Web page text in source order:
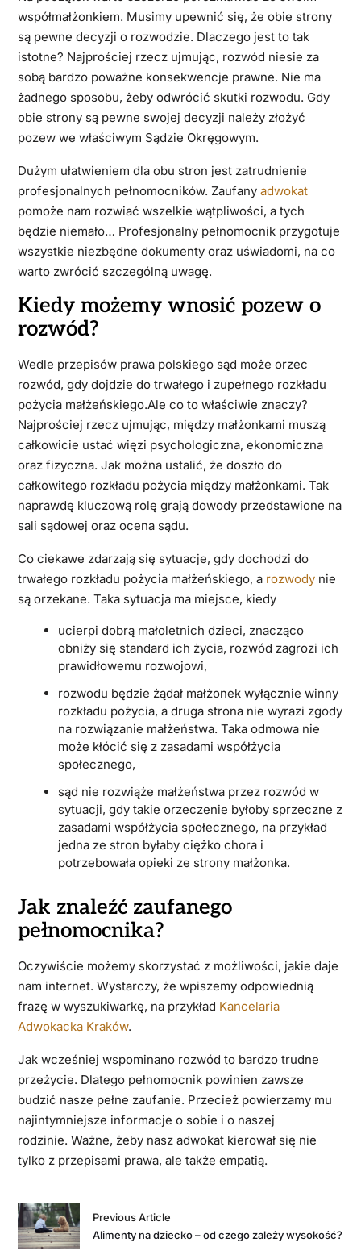
współmałżonkiem. Musimy upewnić się, że obie strony
są pewne decyzji o rozwodzie. Dlaczego jest to tak
istotne? Najprościej rzecz ujmując, rozwód niesie za
sobą bardzo poważne konsekwencje prawne. Nie ma
żadnego sposobu, żeby odwrócić skutki rozwodu. Gdy
obie strony są pewne swojej decyzji należy złożyć
pozew we właściwym Sądzie Okręgowym.
Dużym ułatwieniem dla obu stron jest zatrudnienie
profesjonalnych pełnomocników. Zaufany adwokat
pomoże nam rozwiać wszelkie wątpliwości, a tych
będzie niemało… Profesjonalny pełnomocnik przygotuje
wszystkie niezbędne dokumenty oraz uświadomi, na co
warto zwrócić szczególną uwagę.
Kiedy możemy wnosić pozew o
rozwód?
Wedle przepisów prawa polskiego sąd może orzec
rozwód, gdy dojdzie do trwałego i zupełnego rozkładu
pożycia małżeńskiego.Ale co to właściwie znaczy?
Najprościej rzecz ujmując, między małżonkami muszą
całkowicie ustać więzi psychologiczna, ekonomiczna
oraz fizyczna. Jak można ustalić, że doszło do
całkowitego rozkładu pożycia między małżonkami. Tak
naprawdę kluczową rolę grają dowody przedstawione na
sali sądowej oraz ocena sądu.
Co ciekawe zdarzają się sytuacje, gdy dochodzi do
trwałego rozkładu pożycia małżeńskiego, a rozwodynie
są orzekane. Taka sytuacja ma miejsce, kiedy
ucierpi dobrą małoletnich dzieci, znacząco
obniży się standard ich życia, rozwód zagrozi ich
prawidłowemu rozwojowi,
rozwodu będzie żądał małżonek wyłącznie winny
rozkładu pożycia, a druga strona nie wyrazi zgody
na rozwiązanie małżeństwa. Taka odmowa nie
może kłócić się z zasadami współżycia
społecznego,
sąd nie rozwiąże małżeństwa przez rozwód w
sytuacji, gdy takie orzeczenie byłoby sprzeczne z
zasadami współżycia społecznego, na przykład
jedna ze stron byłaby ciężko chora i
potrzebowała opieki ze strony małżonka.
Jak znaleźć zaufanego
pełnomocnika?
Oczywiście możemy skorzystać z możliwości, jakie daje
nam internet. Wystarczy, że wpiszemy odpowiednią
frazę w wyszukiwarkę, na przykład Kancelaria
Adwokacka Kraków.
Jak wcześniej wspominano rozwód to bardzo trudne
przeżycie. Dlatego pełnomocnik powinien zawsze
budzić nasze pełne zaufanie. Przecież powierzamy mu
najintymniejsze informacje o sobie i o naszej
rodzinie. Ważne, żeby nasz adwokat kierował się nie
tylko z przepisami prawa, ale także empatią.
Previous Article
Alimenty na dziecko – od czego zależy wysokość?